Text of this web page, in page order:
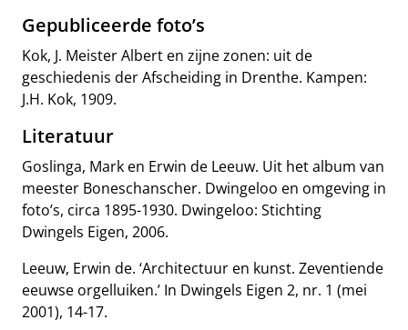
Gepubliceerde foto’s
Kok, J. Meister Albert en zijne zonen: uit de
geschiedenis der Afscheiding in Drenthe. Kampen:
J.H. Kok, 1909.
Literatuur
Goslinga, Mark en Erwin de Leeuw. Uit het album van
meester Boneschanscher. Dwingeloo en omgeving in
foto’s, circa 1895-1930. Dwingeloo: Stichting
Dwingels Eigen, 2006.
Leeuw, Erwin de. ‘Architectuur en kunst. Zeventiende
eeuwse orgelluiken.’ In Dwingels Eigen 2, nr. 1 (mei
2001), 14-17.